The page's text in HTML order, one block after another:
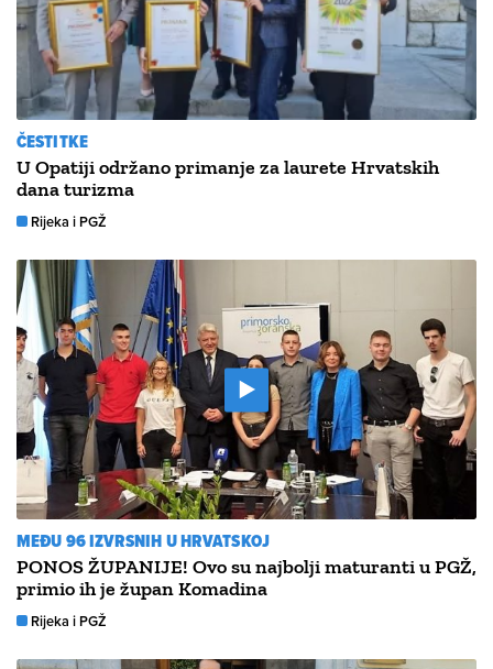
ČESTITKE
U Opatiji održano primanje za laurete Hrvatskih
dana turizma
Rijeka i PGŽ
MEĐU 96 IZVRSNIH U HRVATSKOJ
PONOS ŽUPANIJE! Ovo su najbolji maturanti u PGŽ,
primio ih je župan Komadina
Rijeka i PGŽ